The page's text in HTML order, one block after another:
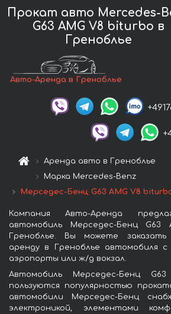
Прокат авто Mercedes-
G63 AMG V8 biturbo в
Греноблье
Авто-Аренда в Греноблье
Аренда авто в Греноблье
Марка Mercedes-Benz
Мерседес-Бенц G63 AMG V8
Компания Авто-Аренда
автомобиль Мерседес-Бенц
Греноблье. Вы можете
аренду в Греноблье автомобиля
аэропорты или ж/д вокзал.
Автомобиль Мерседес-Бенц
пользуются популярностью
автомобили Мерседес-Бенц
электроникой, элементами